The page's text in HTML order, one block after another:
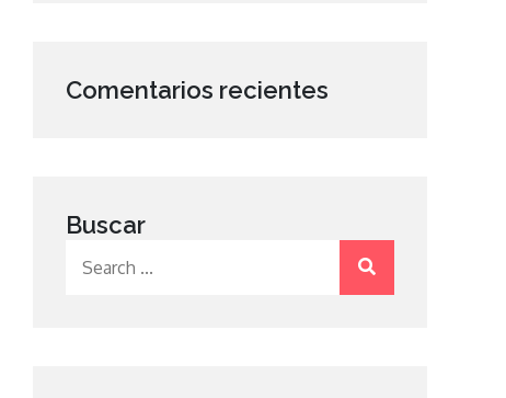
Comentarios recientes
Buscar